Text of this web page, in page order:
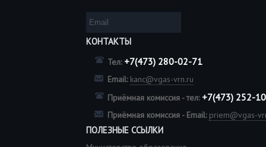
КОНТАКТЫ
Тел: +7(473) 280-02-71
Email: kanc@vgas-vrn.ru
Приёмная комиссия - тел: +7(473) 252-
Приёмная комиссия - Email: priem@vgas-
ПОЛЕЗНЫЕ ССЫЛКИ